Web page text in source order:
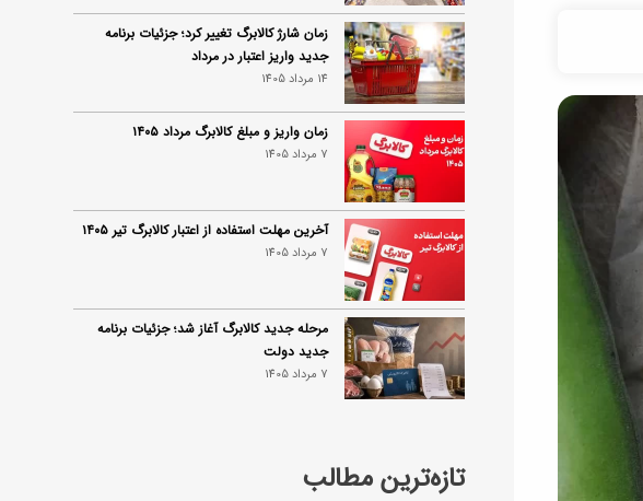
زمان شارژ کالابرگ تغییر کرد؛ جزئیات برنامه
جدید واریز اعتبار در مرداد
14 مرداد 1405
زمان واریز و مبلغ کالابرگ مرداد ۱۴۰۵
7 مرداد 1405
آخرین مهلت استفاده از اعتبار کالابرگ تیر ۱۴۰۵
7 مرداد 1405
مرحله جدید کالابرگ آغاز شد؛ جزئیات برنامه
جدید دولت
7 مرداد 1405
تازه‌ترین مطالب